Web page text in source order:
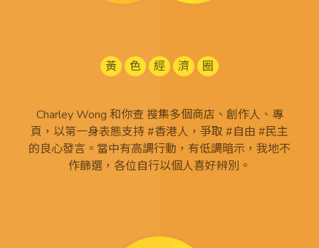
黃 色 經 濟 圈
Charley Wong 和你查 搜集多個商店、創作人、專
頁，以第一身表態支持 #香港人，爭取 #自由 #民主
的良心發言。當中有高調行動，有低調暗示，我地不
作篩選，各位自行以個人喜好辨別。